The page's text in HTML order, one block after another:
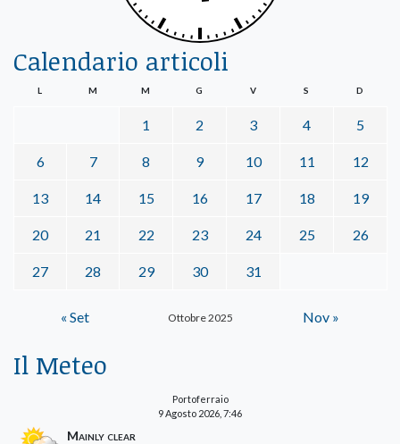
Calendario articoli
Ottobre 2025
L M M G V S D
1 2 3 4 5
6 7 8 9 10 11 12
13 14 15 16 17 18 19
20 21 22 23 24 25 26
27 28 29 30 31
« Set Nov »
Il Meteo
Portoferraio
9 Agosto 2026, 7:46
Mainly clear